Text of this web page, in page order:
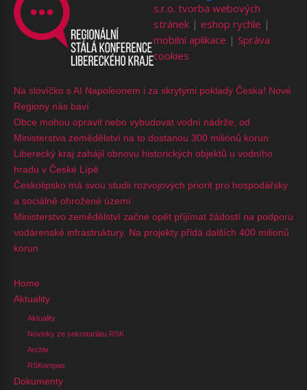
s.r.o. tvorba webových
stránek | eshop rychle |
mobilní aplikace | Správa
cookies
Na slovíčko s AI Napoleonem i za skrytými poklady Česka! Nové
Regiony nás baví
Obce mohou opravit nebo vybudovat vodní nádrže, od
Ministerstva zemědělství na to dostanou 300 miliónů korun
Liberecký kraj zahájil obnovu historických objektů u vodního
hradu v České Lípě
Českolipsko má svou studii rozvojových priorit pro hospodářsky
a sociálně ohrožené území
Ministerstvo zemědělství začne opět přijímat žádostí na podporu
vodárenské infrastruktury. Na projekty přidá dalších 400 milionů
korun
Home
Aktuality
Aktuality
Novinky ze sekretariátu RSK
Archiv
RSKompas
Dokumenty